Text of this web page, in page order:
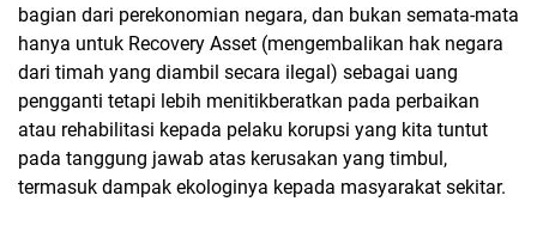
bagian dari perekonomian negara, dan bukan semata-mata
hanya untuk Recovery Asset (mengembalikan hak negara
dari timah yang diambil secara ilegal) sebagai uang
pengganti tetapi lebih menitikberatkan pada perbaikan
atau rehabilitasi kepada pelaku korupsi yang kita tuntut
pada tanggung jawab atas kerusakan yang timbul,
termasuk dampak ekologinya kepada masyarakat sekitar.